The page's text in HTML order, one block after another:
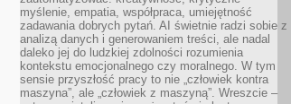
myślenie, empatia, współpraca, umiejętność
zadawania dobrych pytań. AI świetnie radzi sobie z
analizą danych i generowaniem treści, ale nadal
daleko jej do ludzkiej zdolności rozumienia
kontekstu emocjonalnego czy moralnego. W tym
sensie przyszłość pracy to nie „człowiek kontra
maszyna”, ale „człowiek z maszyną”. Wreszcie –